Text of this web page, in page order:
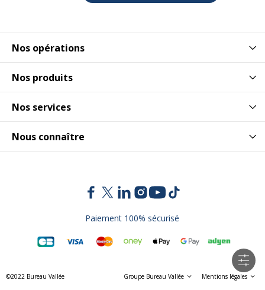
Nos opérations
Nos produits
Nos services
Nous connaître
Paiement 100% sécurisé
©2022 Bureau Vallée Groupe Bureau Vallée Mentions légales